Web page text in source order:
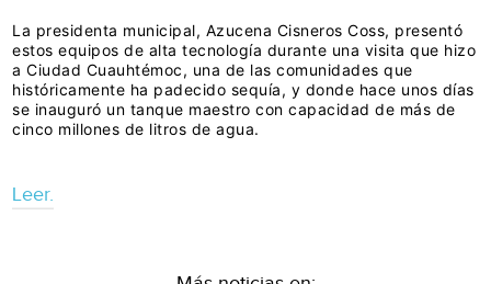
La presidenta municipal, Azucena Cisneros Coss, presentó
estos equipos de alta tecnología durante una visita que hizo
a Ciudad Cuauhtémoc, una de las comunidades que
históricamente ha padecido sequía, y donde hace unos días
se inauguró un tanque maestro con capacidad de más de
cinco millones de litros de agua.
Leer.